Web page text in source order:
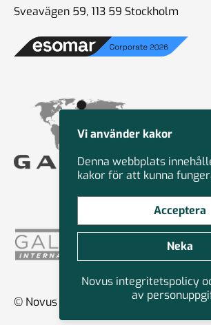
Sveavägen 59, 113 59 Stockholm
© Novus Group International 2026
Vi använder kakor
Denna webbplats
kakor för att kunna
Acceptera
Neka
Novus integritetspolicy
av